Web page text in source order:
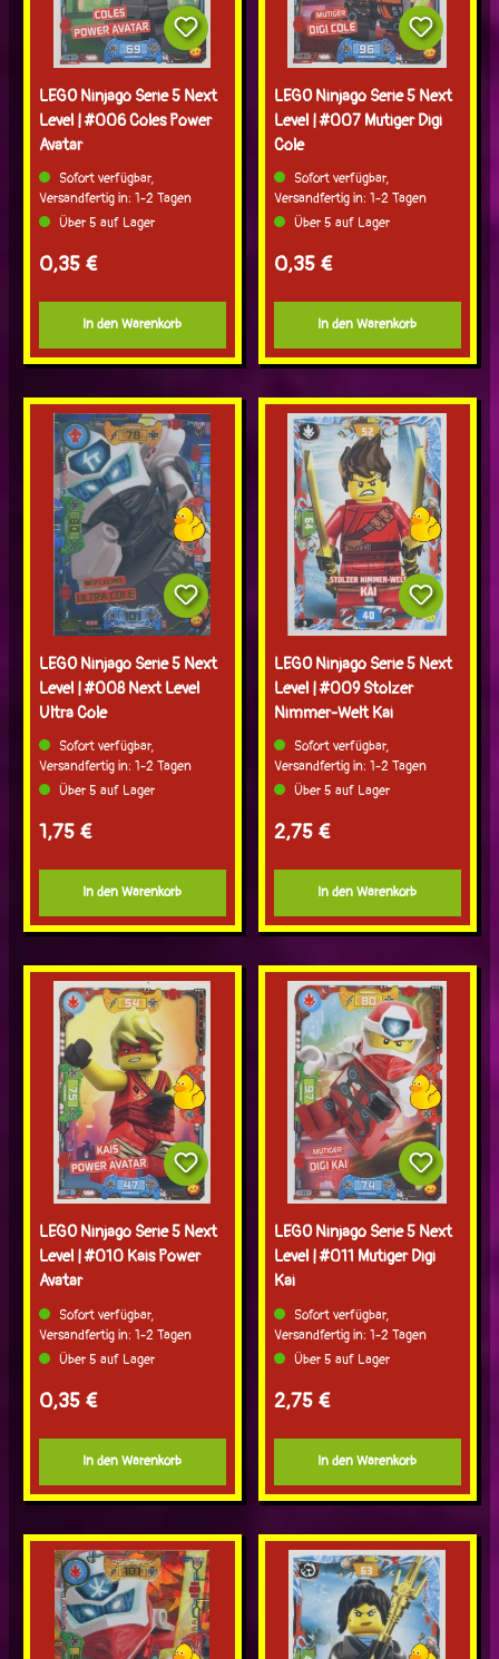
LEGO Ninjago Serie 5 Next
Level | #006 Coles Power
Avatar
Sofort verfügbar,
Versandfertig in: 1-2 Tagen
Über 5 auf Lager
Regulärer Preis:
0,35 €
In den Warenkorb
LEGO Ninjago Serie 5 Next
Level | #007 Mutiger Digi
Cole
Sofort verfügbar,
Versandfertig in: 1-2 Tagen
Über 5 auf Lager
Regulärer Preis:
0,35 €
In den Warenkorb
LEGO Ninjago Serie 5 Next
Level | #008 Next Level
Ultra Cole
Sofort verfügbar,
Versandfertig in: 1-2 Tagen
Über 5 auf Lager
Regulärer Preis:
1,75 €
In den Warenkorb
LEGO Ninjago Serie 5 Next
Level | #009 Stolzer
Nimmer-Welt Kai
Sofort verfügbar,
Versandfertig in: 1-2 Tagen
Über 5 auf Lager
Regulärer Preis:
2,75 €
In den Warenkorb
LEGO Ninjago Serie 5 Next
Level | #010 Kais Power
Avatar
Sofort verfügbar,
Versandfertig in: 1-2 Tagen
Über 5 auf Lager
Regulärer Preis:
0,35 €
In den Warenkorb
LEGO Ninjago Serie 5 Next
Level | #011 Mutiger Digi
Kai
Sofort verfügbar,
Versandfertig in: 1-2 Tagen
Über 5 auf Lager
Regulärer Preis:
2,75 €
In den Warenkorb